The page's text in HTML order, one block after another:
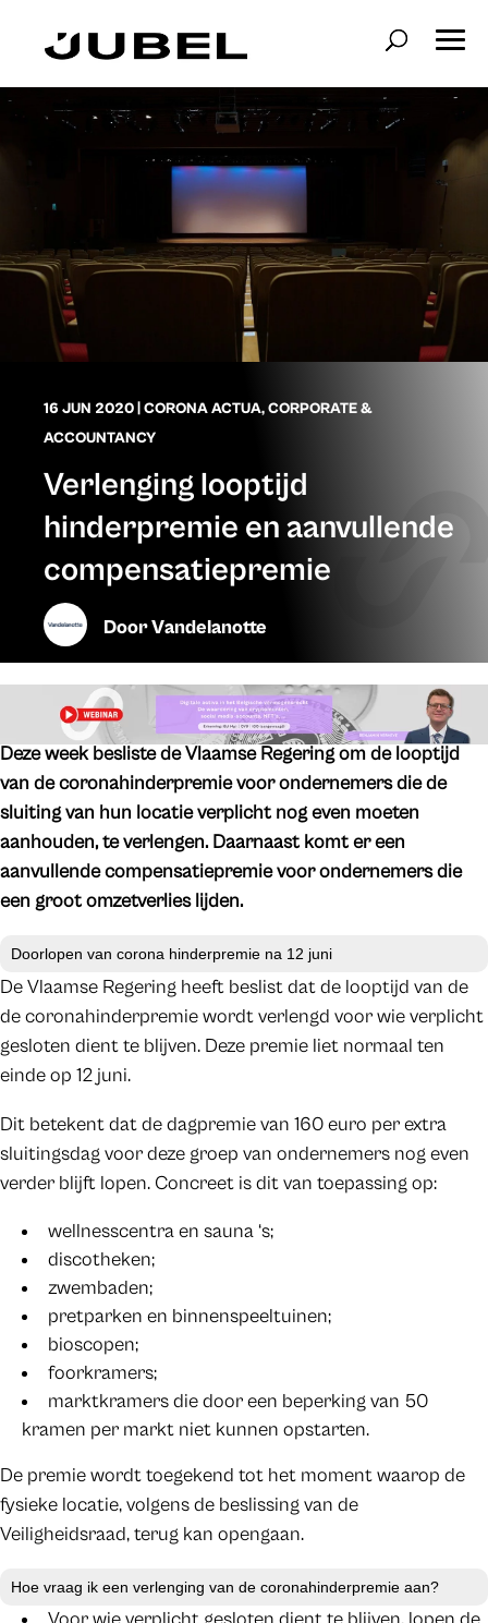
16 JUN 2020 CORONA ACTUA,CORPORATE &
ACCOUNTANCY
Verlenging looptijd
hinderpremie en aanvullende
compensatiepremie
DoorVandelanotte
Deze week besliste de Vlaamse Regering om de looptijd
van de coronahinderpremie voor ondernemers die de
sluiting van hun locatie verplicht nog even moeten
aanhouden, te verlengen. Daarnaast komt er een
aanvullende compensatiepremie voor ondernemers die
een groot omzetverlies lijden.
Doorlopen van corona hinderpremie na 12 juni
De Vlaamse Regering heeft beslist dat de looptijd van de
de coronahinderpremie wordt verlengd voor wie verplicht
gesloten dient te blijven. Deze premie liet normaal ten
einde op 12 juni.
Dit betekent dat de dagpremie van 160 euro per extra
sluitingsdag voor deze groep van ondernemers nog even
verder blijft lopen. Concreet is dit van toepassing op:
wellnesscentra en sauna ‘s;
discotheken;
zwembaden;
pretparken en binnenspeeltuinen;
bioscopen;
foorkramers;
marktkramers die door een beperking van 50
kramen per markt niet kunnen opstarten.
De premie wordt toegekend tot het moment waarop de
fysieke locatie, volgens de beslissing van de
Veiligheidsraad, terug kan opengaan.
Hoe vraag ik een verlenging van de coronahinderpremie aan?